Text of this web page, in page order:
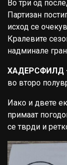
Во три од
Партизан
исход се
Кралевите
надминале
ХАДЕРСФИЛД
во второ
Иако и двете
примаат
се тврди и